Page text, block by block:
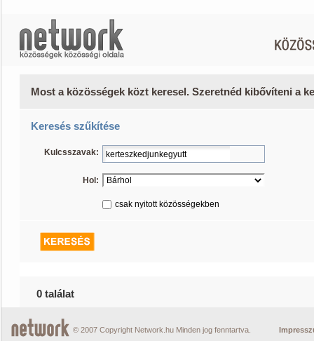
Most a közösségek közt keresel. Szeretnéd kibővíteni a
Keresés szűkítése
Kulcsszavak:
Hol:
csak nyitott közösségekben
0 találat
© 2007 Copyright Network.hu Minden jog fenntartva.